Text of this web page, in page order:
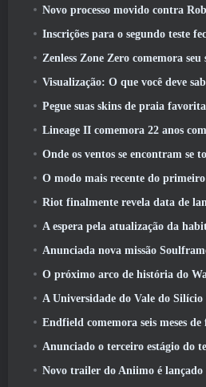
Novo processo movido contra Roblox em Oregon,
Inscrições para o segundo teste fechado
Zenless Zone Zero comemora seu segundo aniversário oferecendo
Visualização: O que você deve saber sobre o jogo de coleta
Pegue suas skins de praia favoritas, Os
Lineage II comemora 22 anos com álbum
Onde os ventos se encontram se torna
O modo mais recente do primeiro descendente reúne batalhas
Riot finalmente revela data de lançamento do
A espera pela atualização da habitação dos
Anunciada nova missão
O próximo arco de história do Warframe leva os
A Universidade do Vale do Silício está oferecendo bolsas de estudo
Endfield comemora seis meses de fábricas e
Anunciado o terceiro estágio do teste beta fechado
Novo trailer do Aniimo é lançado com o